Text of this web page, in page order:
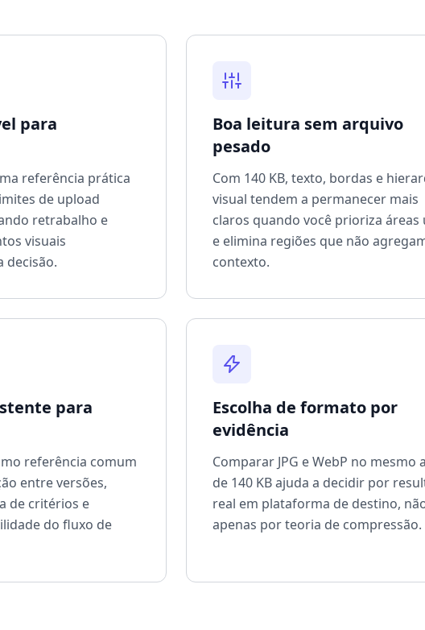
para
referência prática
de upload
retrabalho e
visuais
decisão.
Boa leitura sem arquivo
pesado
Com 140 KB, texto, bordas e
visual tendem a permanecer mais
claros quando você prioriza áreas
e elimina regiões que não
contexto.
para
referência comum
entre versões,
de critérios e
do fluxo de
Escolha de formato por
evidência
Comparar JPG e WebP no mesmo
de 140 KB ajuda a decidir por
real em plataforma de destino,
apenas por teoria de compressão.